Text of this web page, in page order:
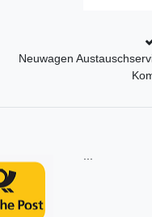
Neuwagen